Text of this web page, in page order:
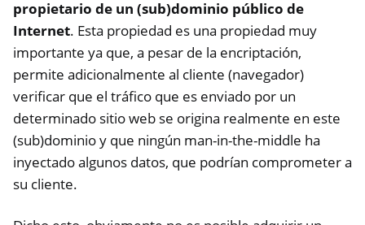
propietario de un (sub)dominio público de
Internet. Esta propiedad es una propiedad muy
importante ya que, a pesar de la encriptación,
permite adicionalmente al cliente (navegador)
verificar que el tráfico que es enviado por un
determinado sitio web se origina realmente en este
(sub)dominio y que ningún man-in-the-middle ha
inyectado algunos datos, que podrían comprometer a
su cliente.